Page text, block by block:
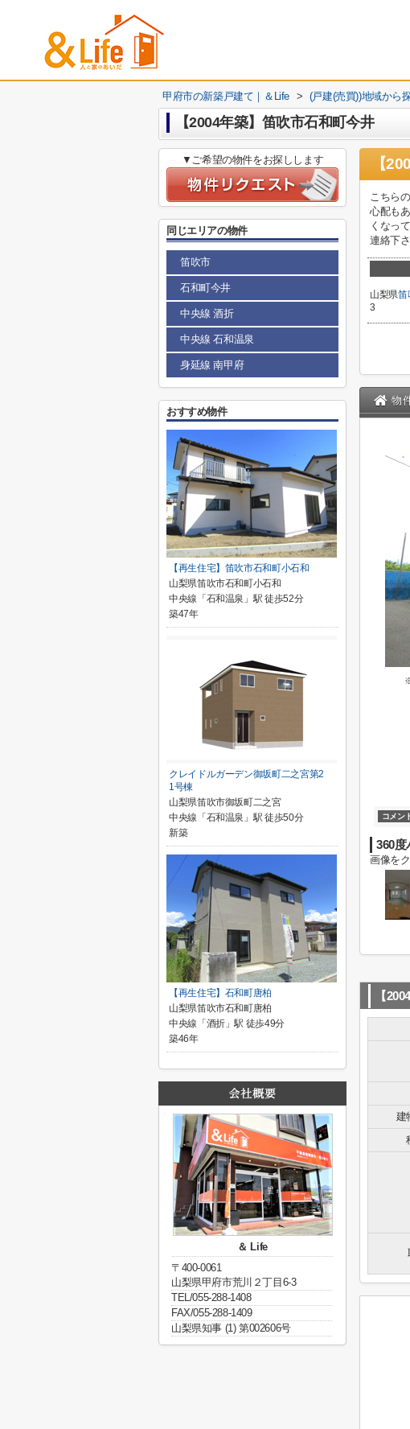
甲府市の新築戸建て｜＆Life > (戸建(売買))地域から
【2004年築】笛吹市石和町今井
【
こちら
心配も
くなっ
連絡下さ
山梨県笛
3
物
コメン
360度
画像を
【
建
▼ご希望の物件をお探しします
同じエリアの物件
笛吹市
石和町今井
中央線 酒折
中央線 石和温泉
身延線 南甲府
おすすめ物件
【再生住宅】笛吹市石和町小石和
山梨県笛吹市石和町小石和
中央線「石和温泉」駅 徒歩52分
築47年
クレイドルガーデン御坂町二之宮第2
1号棟
山梨県笛吹市御坂町二之宮
中央線「石和温泉」駅 徒歩50分
新築
【再生住宅】石和町唐柏
山梨県笛吹市石和町唐柏
中央線「酒折」駅 徒歩49分
築46年
＆ Life
〒400-0061
山梨県甲府市荒川２丁目6-3
TEL/055-288-1408
FAX/055-288-1409
山梨県知事 (1) 第002606号